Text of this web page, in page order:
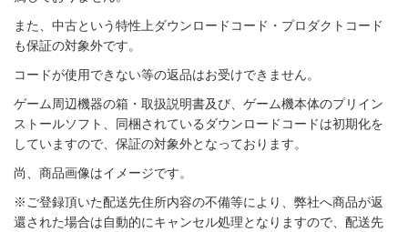
また、中古という特性上ダウンロードコード・プロダクトコード
も保証の対象外です。
コードが使用できない等の返品はお受けできません。
ゲーム周辺機器の箱・取扱説明書及び、ゲーム機本体のプリイン
ストールソフト、同梱されているダウンロードコードは初期化を
していますので、保証の対象外となっております。
尚、商品画像はイメージです。
※ご登録頂いた配送先住所内容の不備等により、弊社へ商品が返
還された場合は自動的にキャンセル処理となりますので、配送先